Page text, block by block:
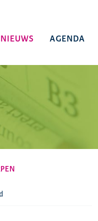
DROPDOWN
NIEUWS AGENDA